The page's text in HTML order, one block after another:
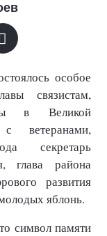
особое
связистам,
в Великой
ветеранами,
секретарь
глава района
развития
яблонь.
символ памяти